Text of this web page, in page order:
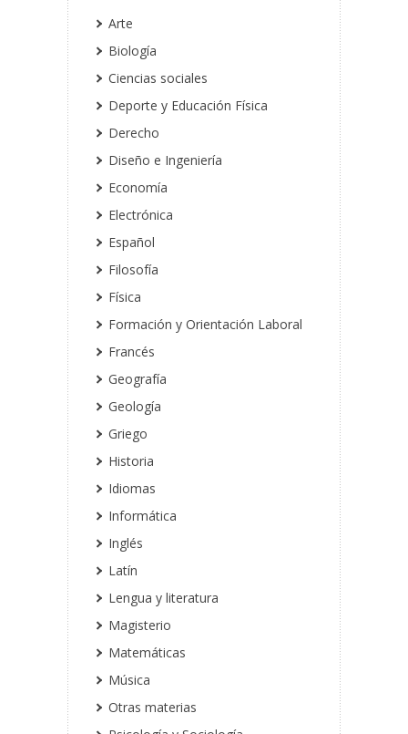
Arte
Biología
Ciencias sociales
Deporte y Educación Física
Derecho
Diseño e Ingeniería
Economía
Electrónica
Español
Filosofía
Física
Formación y Orientación Laboral
Francés
Geografía
Geología
Griego
Historia
Idiomas
Informática
Inglés
Latín
Lengua y literatura
Magisterio
Matemáticas
Música
Otras materias